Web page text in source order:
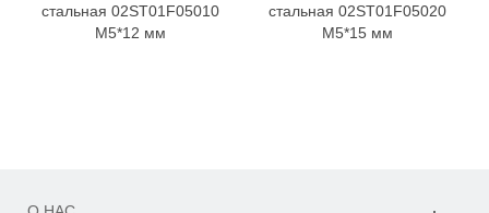
стальная 02ST01F05010
M5*12 мм
стальная 02ST01F05020
M5*15 мм